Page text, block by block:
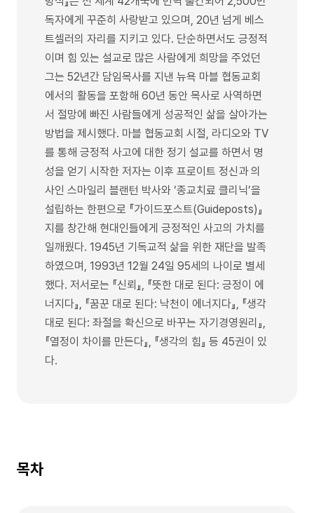
독자에게 꾸준히 사랑받고 있으며, 20년 넘게 베스
트셀러의 자리를 지키고 있다. 단순하면서도 긍정적
이며 힘 있는 설교로 많은 사람에게 희망을 주었던
그는 52년간 담임목사를 지낸 뉴욕 마블 협동교회
에서의 활동을 포함해 60년 동안 목사로 사역하면
서 절망에 빠진 사람들에게 성공적인 삶을 살아가는
방법을 제시했다. 마블 협동교회 시절, 라디오와 TV
를 통해 긍정적 사고에 대한 정기 설교를 하면서 명
성을 얻기 시작한 저자는 이후 프로이트 정신과 의
사인 스마일리 블랜턴 박사와 ‘종교치료 클리닉’을
설립하는 한편으로 『가이드포스트(Guideposts)』
지를 창간해 현대인들에게 긍정적인 사고의 가치를
일깨웠다. 1945년 기독교적 삶을 위한 재단을 발족
하였으며, 1993년 12월 24일 95세의 나이로 별세
했다. 저서로는 『신뢰』, 『뜻한 대로 된다: 긍정이 에
너지다』, 『꿈꾼 대로 된다: 낙천이 에너지다』, 『생각
대로 된다: 좌절을 확신으로 바꾸는 자기경영원리』,
『열정이 차이를 만든다』, 『생각의 힘』 등 45권이 있
다.
목차